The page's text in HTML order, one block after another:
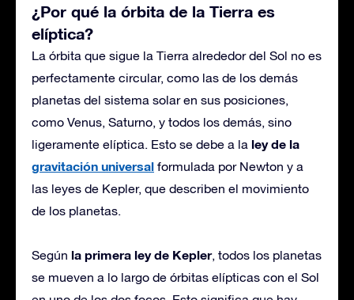
¿Por qué la órbita de la Tierra es
elíptica?
La órbita que sigue la Tierra alrededor del Sol no es
perfectamente circular, como las de los demás
planetas del sistema solar en sus posiciones,
como Venus, Saturno, y todos los demás, sino
ligeramente elíptica. Esto se debe a la ley de la
gravitación universal formulada por Newton y a
las leyes de Kepler, que describen el movimiento
de los planetas.
Según la primera ley de Kepler, todos los planetas
se mueven a lo largo de órbitas elípticas con el Sol